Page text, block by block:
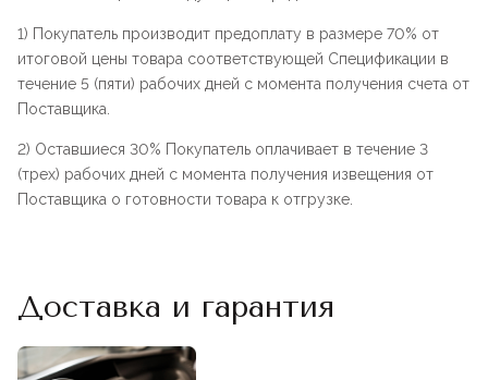
1) Покупатель производит предоплату в размере 70% от
итоговой цены товара соответствующей Спецификации в
течение 5 (пяти) рабочих дней с момента получения счета от
Поставщика.
2) Оставшиеся 30% Покупатель оплачивает в течение 3
(трех) рабочих дней с момента получения извещения от
Поставщика о готовности товара к отгрузке.
Доставка и гарантия